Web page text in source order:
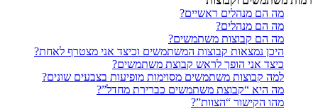
מה הם מנהלים ראשיים?
מה הם מנהלים?
מה הם קבוצות משתמשים?
היכן נמצאות קבוצות המשתמשים וכיצד אני מצטרף לאחת?
כיצד אני הופך לראש קבוצת משתמשים?
למה קבוצות משתמשים מסוימות מופיעות בצבעים שונים?
מה היא “קבוצת משתמשים כברירת מחדל”?
מהו הקישור “הצוות”?